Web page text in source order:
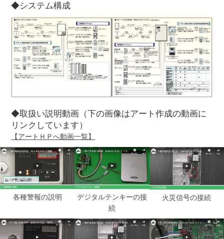
◆システム構成
◆取扱い説明動画（下の画像はアート作成の動画に
リンクしています）
【アートＨＰへ動画一覧】
各種警報の説明
デジタルテンキーの接
続
火災信号の接続